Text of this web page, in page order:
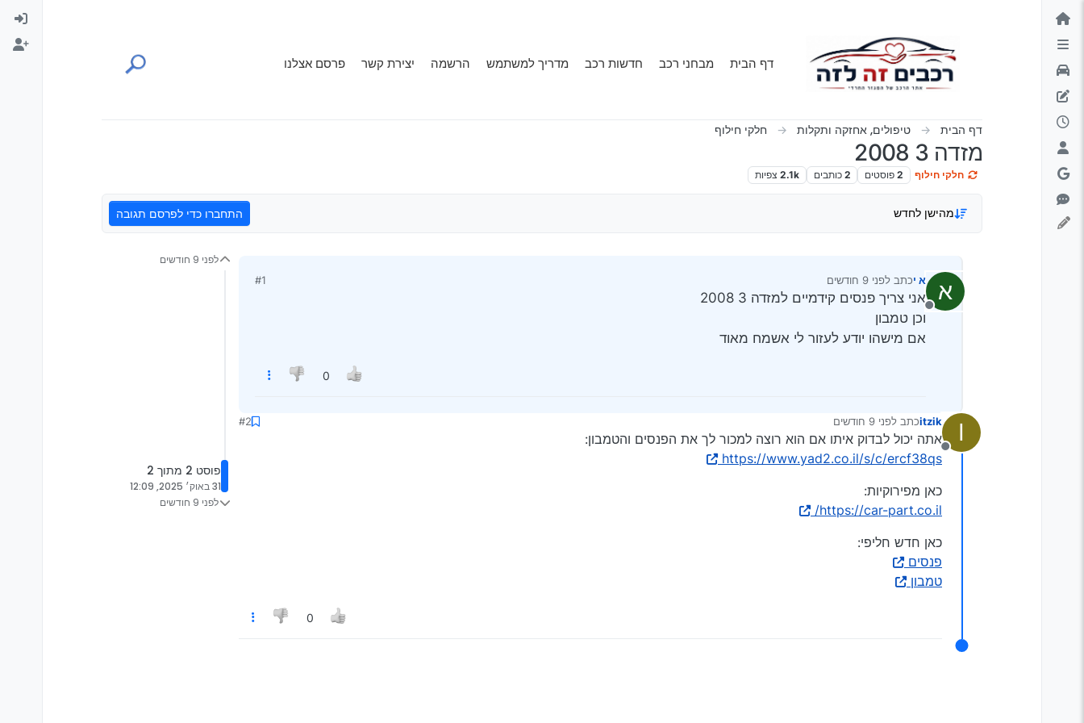
דילוג לתוכן
דף הבית מבחני רכב חדשות רכב מדריך למשתמש הרשמה יצירת קשר פרסם אצלנו
דף הבית טיפולים, אחזקה ותקלות חלקי חילוף
מזדה 3 2008
חלקי חילוף 2 פוסטים 2 כותבים 2.1k צפיות
מהישן לחדש התחברו כדי לפרסם תגובה
א
מנותק
א יכתב לפני 9 חודשים
נערך לאחרונה על ידי
#1
אני צריך פנסים קידמיים למזדה 3 2008
וכן טמבון
אם מישהו יודע לעזור לי אשמח מאוד
0
I
מנותק
itzikכתב לפני 9 חודשים
נערך לאחרונה על ידי
#2
אתה יכול לבדוק איתו אם הוא רוצה למכור לך את הפנסים והטמבון:
https://www.yad2.co.il/s/c/ercf38qs
כאן מפירוקיות:
https://car-part.co.il/
כאן חדש חליפי:
פנסים
טמבון
0
לפני 9 חודשים
פוסט 2 מתוך 2
31 באוק׳ 2025, 12:09
לפני 9 חודשים